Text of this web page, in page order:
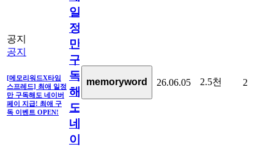
공지
공지
[메모리워드X타임
스프레드] 최애 일정
만 구독해도 네이버
페이 지급! 최애 구
독 이벤트 OPEN!
일
정
만
구
독
해
도
네
이
memoryword 26.06.05 2.5천 2